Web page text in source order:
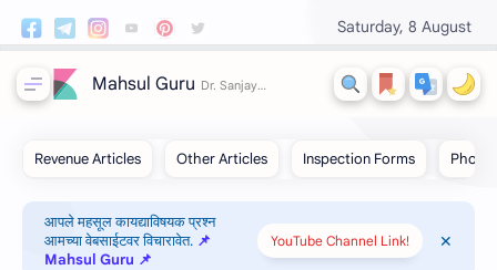
Saturday, 8 August
Mahsul Guru
आपले महसूल कायद्याविषयक प्रश्न
आमच्या वेबसाईटवर विचारावेत. 📌
Mahsul Guru 📌
YouTube Channel Link!